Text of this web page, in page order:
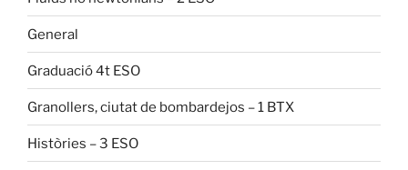
General
Graduació 4t ESO
Granollers, ciutat de bombardejos – 1 BTX
Històries – 3 ESO